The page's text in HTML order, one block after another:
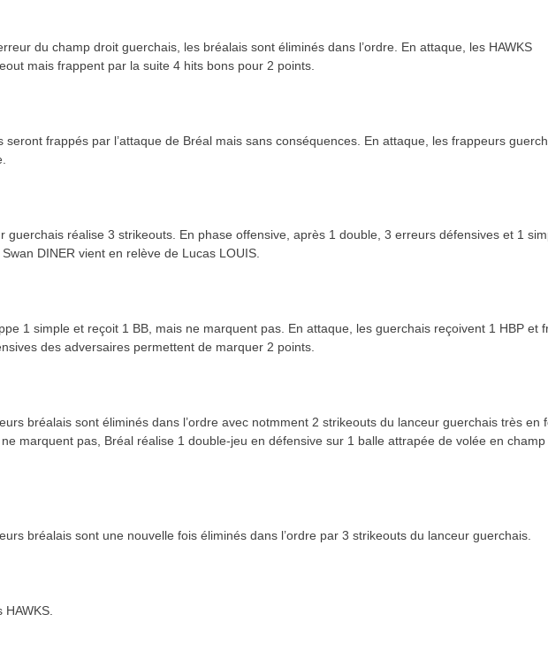
du champ droit guerchais, les bréalais sont éliminés dans l’ordre. En attaque, les HAWKS
mais frappent par la suite 4 hits bons pour 2 points.
seront frappés par l’attaque de Bréal mais sans conséquences. En attaque, les frappeurs
guerchais réalise 3 strikeouts. En phase offensive, après 1 double, 3 erreurs défensives et 1
DINER vient en relève de Lucas LOUIS.
1 simple et reçoit 1 BB, mais ne marquent pas. En attaque, les guerchais reçoivent 1 HBP et
des adversaires permettent de marquer 2 points.
bréalais sont éliminés dans l’ordre avec notmment 2 strikeouts du lanceur guerchais très en
marquent pas, Bréal réalise 1 double-jeu en défensive sur 1 balle attrapée de volée en champ
bréalais sont une nouvelle fois éliminés dans l’ordre par 3 strikeouts du lanceur guerchais.